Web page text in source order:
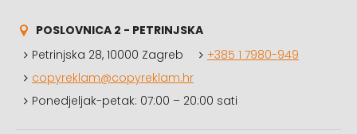
POSLOVNICA 2 - PETRINJSKA
Petrinjska 28, 10000 Zagreb
+385 1 7980-949
copyreklam@copyreklam.hr
Ponedjeljak-petak: 07:00 – 20:00 sati